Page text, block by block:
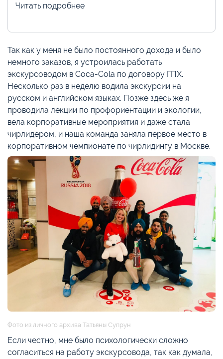
Читать подробнее
Так как у меня не было постоянного дохода и было
немного заказов, я устроилась работать
экскурсоводом в Coca-Cola по договору ГПХ.
Несколько раз в неделю водила экскурсии на
русском и английском языках. Позже здесь же я
проводила лекции по профориентации и экологии,
вела корпоративные мероприятия и даже стала
чирлидером, и наша команда заняла первое место в
корпоративном чемпионате по чирлидингу в Москве.
Фото из личного архива Татьяны Супрун
Если честно, мне было психологически сложно
согласиться на работу экскурсовода, так как думала,